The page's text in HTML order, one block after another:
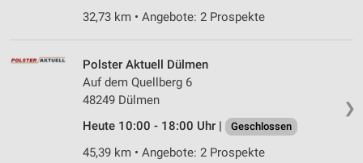
32,73 km • Angebote: 2 Prospekte
❯
Polster Aktuell Dülmen
Auf dem Quellberg 6
48249 Dülmen
Heute 10:00 - 18:00 Uhr |
Geschlossen
45,39 km • Angebote: 2 Prospekte
Nicht-IAB-Verarbeitungszwecke:
Performance